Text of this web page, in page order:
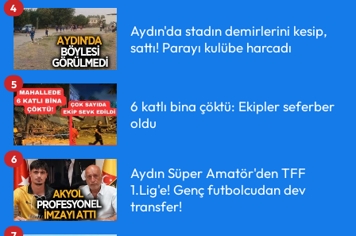
Aydın'da stadın demirlerini kesip,
sattı! Parayı kulübe harcadı
4
6 katlı bina çöktü: Ekipler seferber
oldu
5
Aydın Süper Amatör'den TFF
1.Lig'e! Genç futbolcudan dev
transfer!
6